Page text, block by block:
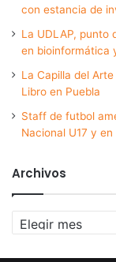
con estancia de
La UDLAP, punto
en bioinformática
La Capilla del
Libro en Puebla
Staff de futbol
Nacional U17 y en
Archivos
Archivos